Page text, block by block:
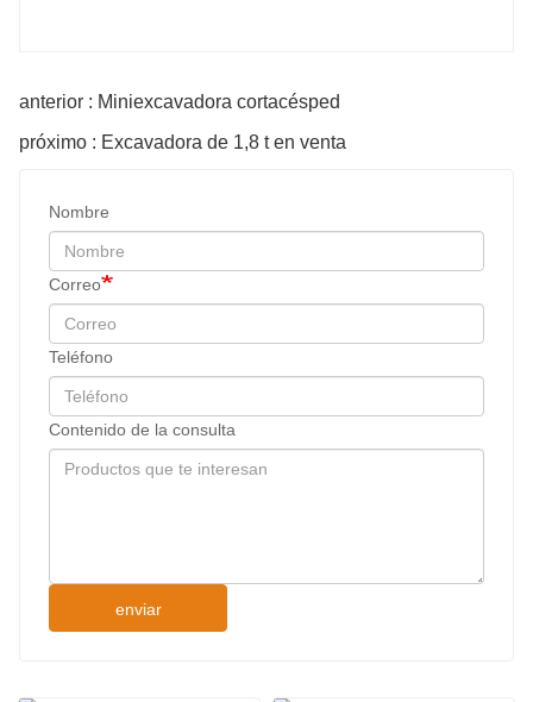
anterior : Miniexcavadora cortacésped
próximo : Excavadora de 1,8 t en venta
Nombre
Correo
Teléfono
Contenido de la consulta
enviar